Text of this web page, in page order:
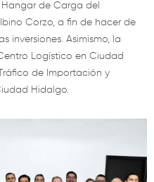
de Carga del
Corzo, a fin de hacer de
inversiones. Asimismo, la
Logístico en Ciudad
de Importación y
Hidalgo.